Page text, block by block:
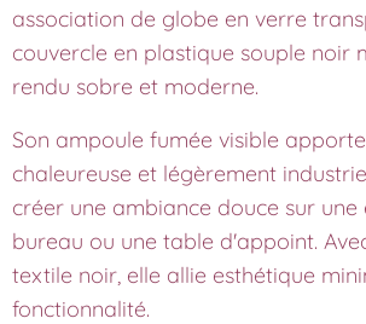
association de globe en verre
couvercle en plastique souple noir
rendu sobre et moderne.
Son ampoule fumée visible
chaleureuse et légèrement
créer une ambiance douce sur une
bureau ou une table d'appoint.
textile noir, elle allie esthétique
fonctionnalité.